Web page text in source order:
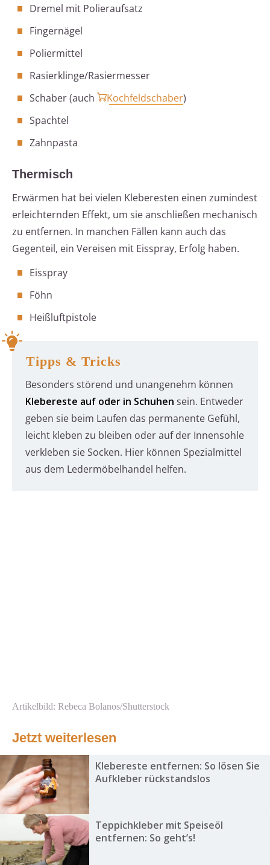
Dremel mit Polieraufsatz
Fingernägel
Poliermittel
Rasierklinge/Rasiermesser
Schaber (auch
Kochfeldschaber)
Spachtel
Zahnpasta
Thermisch
Erwärmen hat bei vielen Kleberesten einen zumindest
erleichternden Effekt, um sie anschließen mechanisch
zu entfernen. In manchen Fällen kann auch das
Gegenteil, ein Vereisen mit Eisspray, Erfolg haben.
Eisspray
Föhn
Heißluftpistole
Tipps & Tricks
Besonders störend und unangenehm können
Klebereste auf oder in Schuhen sein. Entweder
geben sie beim Laufen das permanente Gefühl,
leicht kleben zu bleiben oder auf der Innensohle
verkleben sie Socken. Hier können Spezialmittel
aus dem Ledermöbelhandel helfen.
Artikelbild: Rebeca Bolanos/Shutterstock
Jetzt weiterlesen
Klebereste entfernen: So lösen Sie
Aufkleber rückstandslos
Teppichkleber mit Speiseöl
entfernen: So geht’s!